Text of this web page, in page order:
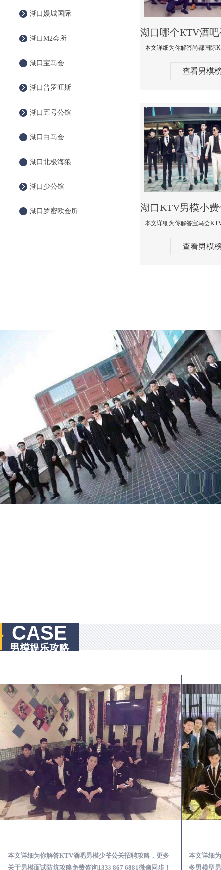
湖口嫚城国际
湖口M2会所
湖口宝马会
湖口普罗旺斯
湖口五号公馆
湖口白马会
湖口北极海狼
湖口少公馆
湖口罗密欧会所
查看男模
查看男模
CASE
男模娱乐攻略
本文详细为你解答KTV酒吧男模少爷公关招聘攻略，更多
关于男模面试防坑攻略免费咨询1333 867 6881微信同步！
本文详细
多男模型